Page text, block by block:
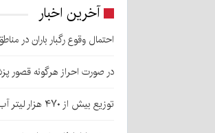
آخرین اخبار
احتمال وقوع رگبار باران در
در صورت احراز هرگونه قصور
توزیع بیش از ۴۷۰ هزار لیتر آب میان عزاداران جامانده اربعین در کرمان